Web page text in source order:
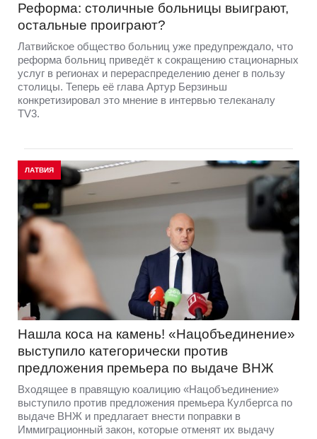
Реформа: столичные больницы выиграют,
остальные проиграют?
Латвийское общество больниц уже предупреждало, что
реформа больниц приведёт к сокращению стационарных
услуг в регионах и перераспределению денег в пользу
столицы. Теперь её глава Артур Берзиньш
конкретизировал это мнение в интервью телеканалу
TV3.
ЛАТВИЯ
Нашла коса на камень! «Нацобъединение»
выступило категорически против
предложения премьера по выдаче ВНЖ
Входящее в правящую коалицию «Нацобъединение»
выступило против предложения премьера Кулбергса по
выдаче ВНЖ и предлагает внести поправки в
Иммиграционный закон, которые отменят их выдачу